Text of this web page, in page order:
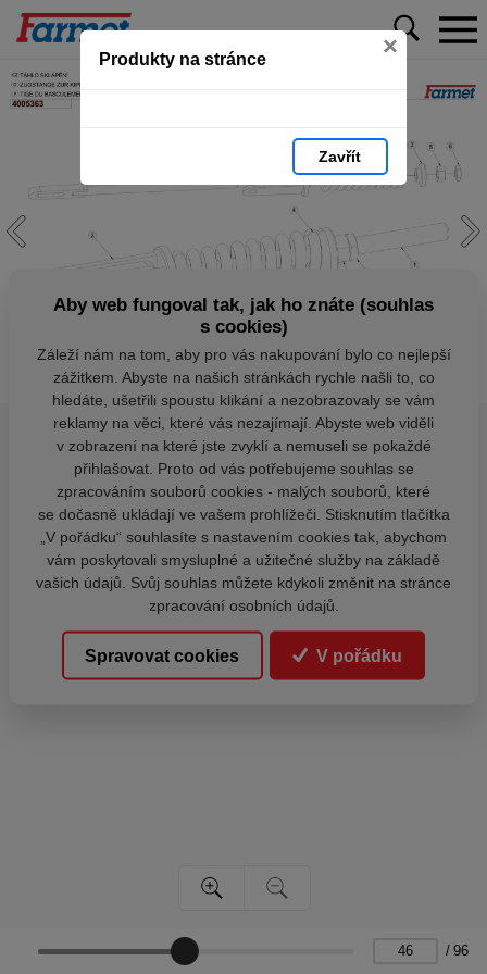
Produkty na stránce ×
Zavřít
/ 96
Aby web fungoval tak, jak ho znáte (souhlas
s cookies)
Záleží nám na tom, aby pro vás nakupování bylo co nejlepší
zážitkem. Abyste na našich stránkách rychle našli to, co
hledáte, ušetřili spoustu klikání a nezobrazovaly se vám
reklamy na věci, které vás nezajímají. Abyste web viděli
v zobrazení na které jste zvyklí a nemuseli se pokaždé
přihlašovat. Proto od vás potřebujeme souhlas se
zpracováním souborů cookies - malých souborů, které
se dočasně ukládají ve vašem prohlížeči. Stisknutím tlačítka
„V pořádku“ souhlasíte s nastavením cookies tak, abychom
vám poskytovali smysluplné a užitečné služby na základě
vašich údajů. Svůj souhlas můžete kdykoli změnit na stránce
zpracování osobních údajů.
Spravovat cookies V pořádku